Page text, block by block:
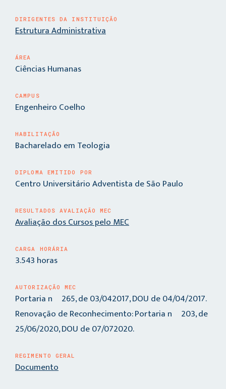
DIRIGENTES DA INSTITUIÇÃO
Estrutura Administrativa
ÁREA
Ciências Humanas
CAMPUS
Engenheiro Coelho
HABILITAÇÃO
Bacharelado em Teologia
DIPLOMA EMITIDO POR
Centro Universitário Adventista de São Paulo
RESULTADOS AVALIAÇÃO MEC
Avaliação dos Cursos pelo MEC
CARGA HORÁRIA
3.543 horas
AUTORIZAÇÃO MEC
Portaria nº 265, de 03/042017, DOU de 04/04/2017.
Renovação de Reconhecimento: Portaria nº 203, de
25/06/2020, DOU de 07/072020.
REGIMENTO GERAL
Documento